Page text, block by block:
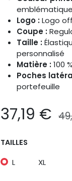
Logo :Logo
Coupe :
Taille :
personnalisé
Matière :100
Poches
portefeuille
37,19 €
TAILLES
L XL